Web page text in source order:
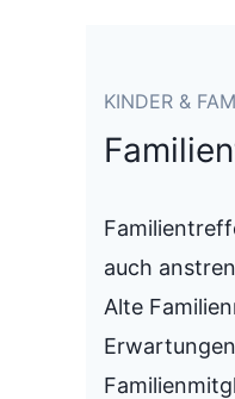
KINDER &
auch
Alte